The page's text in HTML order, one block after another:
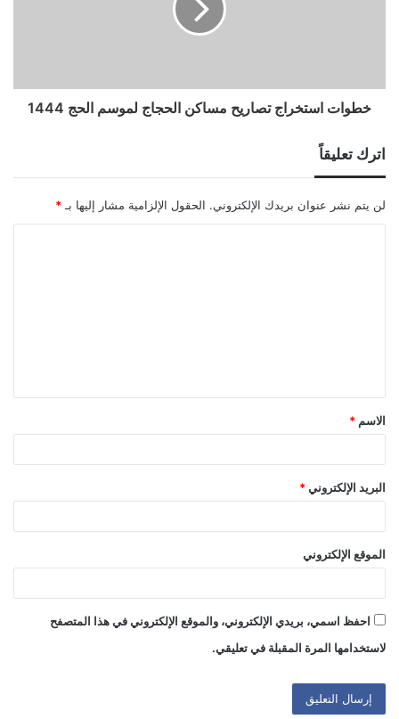
خطوات استخراج تصاريح مساكن الحجاج لموسم الحج 1444
اترك تعليقاً
لن يتم نشر عنوان بريدك الإلكتروني. الحقول الإلزامية مشار إليها بـ *
ق
*
الاسم *
البريد الإلكتروني *
الموقع الإلكتروني
احفظ اسمي، بريدي الإلكتروني، والموقع الإلكتروني في هذا المتصفح
لاستخدامها المرة المقبلة في تعليقي.